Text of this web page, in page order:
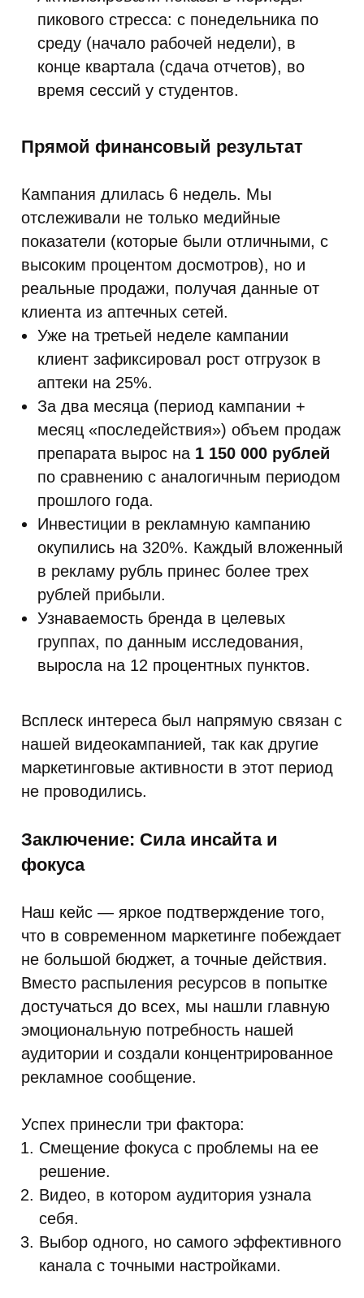
пикового стресса: с понедельника по
среду (начало рабочей недели), в
конце квартала (сдача отчетов), во
время сессий у студентов.
Прямой финансовый результат
Кампания длилась 6 недель. Мы
отслеживали не только медийные
показатели (которые были отличными, с
высоким процентом досмотров), но и
реальные продажи, получая данные от
клиента из аптечных сетей.
Уже на третьей неделе кампании
клиент зафиксировал рост отгрузок в
аптеки на 25%.
За два месяца (период кампании +
месяц «последействия») объем продаж
препарата вырос на 1 150 000 рублей
по сравнению с аналогичным периодом
прошлого года.
Инвестиции в рекламную кампанию
окупились на 320%. Каждый вложенный
в рекламу рубль принес более трех
рублей прибыли.
Узнаваемость бренда в целевых
группах, по данным исследования,
выросла на 12 процентных пунктов.
Всплеск интереса был напрямую связан с
нашей видеокампанией, так как другие
маркетинговые активности в этот период
не проводились.
Заключение: Сила инсайта и
фокуса
Наш кейс — яркое подтверждение того,
что в современном маркетинге побеждает
не большой бюджет, а точные действия.
Вместо распыления ресурсов в попытке
достучаться до всех, мы нашли главную
эмоциональную потребность нашей
аудитории и создали концентрированное
рекламное сообщение.
Успех принесли три фактора:
Смещение фокуса с проблемы на ее
решение.
Видео, в котором аудитория узнала
себя.
Выбор одного, но самого эффективного
канала с точными настройками.